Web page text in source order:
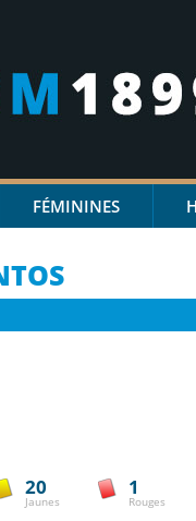
FÉMININES
20
Jaunes
1
Rouges